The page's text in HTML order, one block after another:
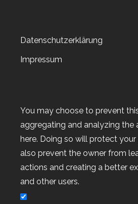
Archiv
Kategorien
Datenschutzerklärung
Impressum
You may choose to prevent
aggregating and analyzing the
here. Doing so will protect
also prevent the owner from
actions and creating a better
and other users.